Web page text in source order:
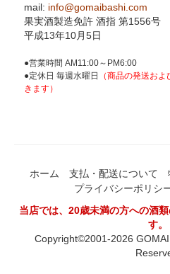
mail: info@gomaibashi.com
果実酒製造免許 酒指 第1556号
平成13年10月5日
●営業時間 AM11:00～PM6:00
●定休日 毎週水曜日
（商品の発送お
きます）
ホーム 支払・配送について
プライバシーポリシ
当店では、20歳未満の方への酒
す。
Copyright©2001-2026